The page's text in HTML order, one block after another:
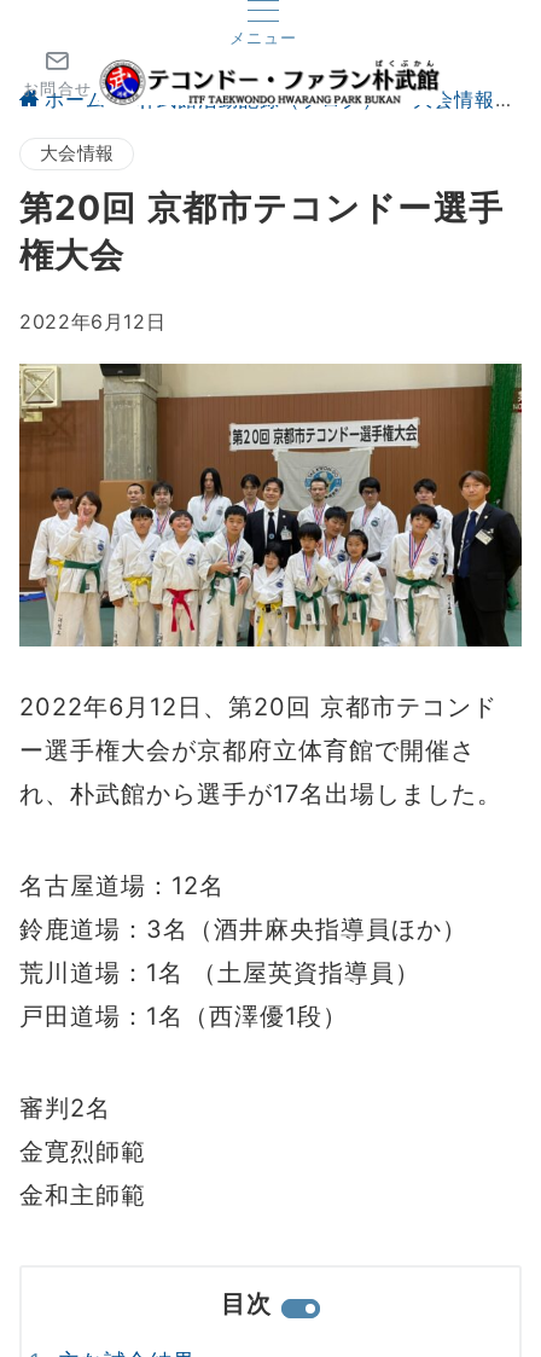
メニュー
お問合せ
ホーム 朴武館活動記録（ブログ） 大会情報
大会情報
第20回 京都市テコンドー選手
権大会
2022年6月12日
2022年6月12日、第20回 京都市テコンド
ー選手権大会が京都府立体育館で開催さ
れ、朴武館から選手が17名出場しました。
名古屋道場：12名
鈴鹿道場：3名（酒井麻央指導員ほか）
荒川道場：1名 （土屋英資指導員）
戸田道場：1名（西澤優1段）
審判2名
金寛烈師範
金和主師範
目次